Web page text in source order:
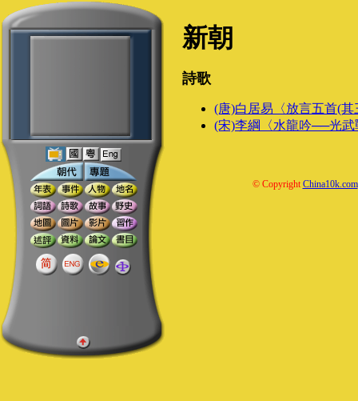
新朝
詩歌
(唐)白居易〈放言五首(其
(宋)李綱〈水龍吟──光武
© CopyrightChina10k.com